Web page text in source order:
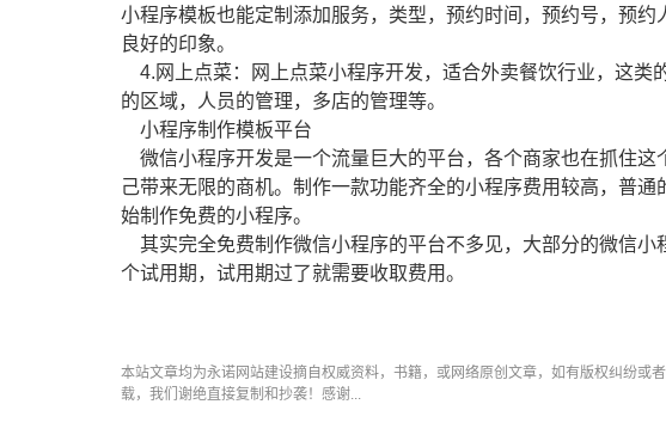
小程序模板也能定制添加服务，类型，预约时间，预约号，预
良好的印象。
4.网上点菜：网上点菜小程序开发，适合外卖餐饮行业，这类
的区域，人员的管理，多店的管理等。
小程序制作模板平台
微信小程序开发是一个流量巨大的平台，各个商家也在抓住这
己带来无限的商机。制作一款功能齐全的小程序费用较高，普
始制作免费的小程序。
其实完全免费制作微信小程序的平台不多见，大部分的微信小
个试用期，试用期过了就需要收取费用。
本站文章均为永诺网站建设摘自权威资料，书籍，或网络原创文章，如有版权纠纷或
载，我们谢绝直接复制和抄袭！感谢...